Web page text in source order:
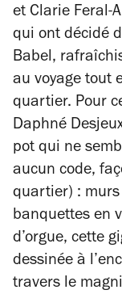
et Clarie Feral-
qui ont décidé
Babel,
au voyage tout
quartier. Pour
Daphné
pot qui ne
aucun code,
quartier) :
banquettes en
d’orgue, cette
dessinée à
travers le